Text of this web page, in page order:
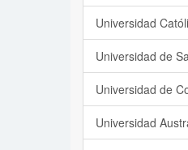
Universidad
Universidad de
Universidad de
Universidad